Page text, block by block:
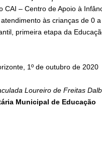
– Centro de Apoio à
às crianças de 0
primeira etapa da
1º de outubro de 2020
Loureiro de Freitas
Municipal de Educação